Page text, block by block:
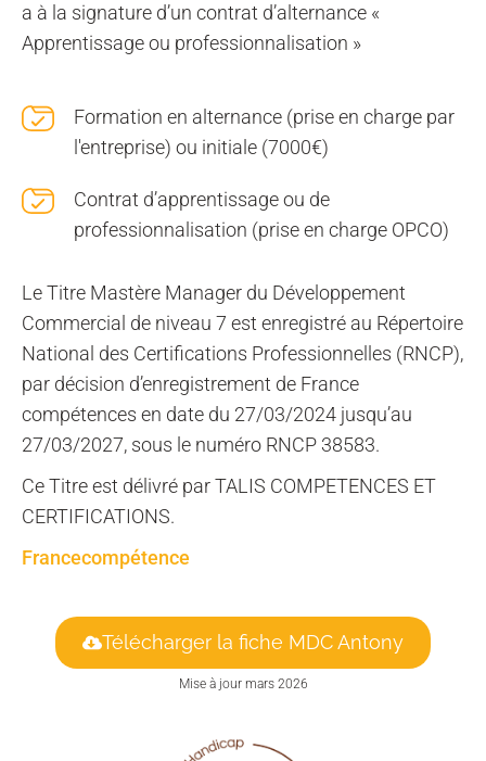
a à la signature d’un contrat d’alternance «
Apprentissage ou professionnalisation »
Formation en alternance (prise en charge par
l'entreprise) ou initiale (7000€)
Contrat d’apprentissage ou de
professionnalisation (prise en charge OPCO)
Le Titre Mastère Manager du Développement
Commercial de niveau 7 est enregistré au Répertoire
National des Certifications Professionnelles (RNCP),
par décision d’enregistrement de France
compétences en date du 27/03/2024 jusqu’au
27/03/2027, sous le numéro RNCP 38583.
Ce Titre est délivré par TALIS COMPETENCES ET
CERTIFICATIONS.
Francecompétence
Télécharger la fiche MDC Antony
Mise à jour mars 2026